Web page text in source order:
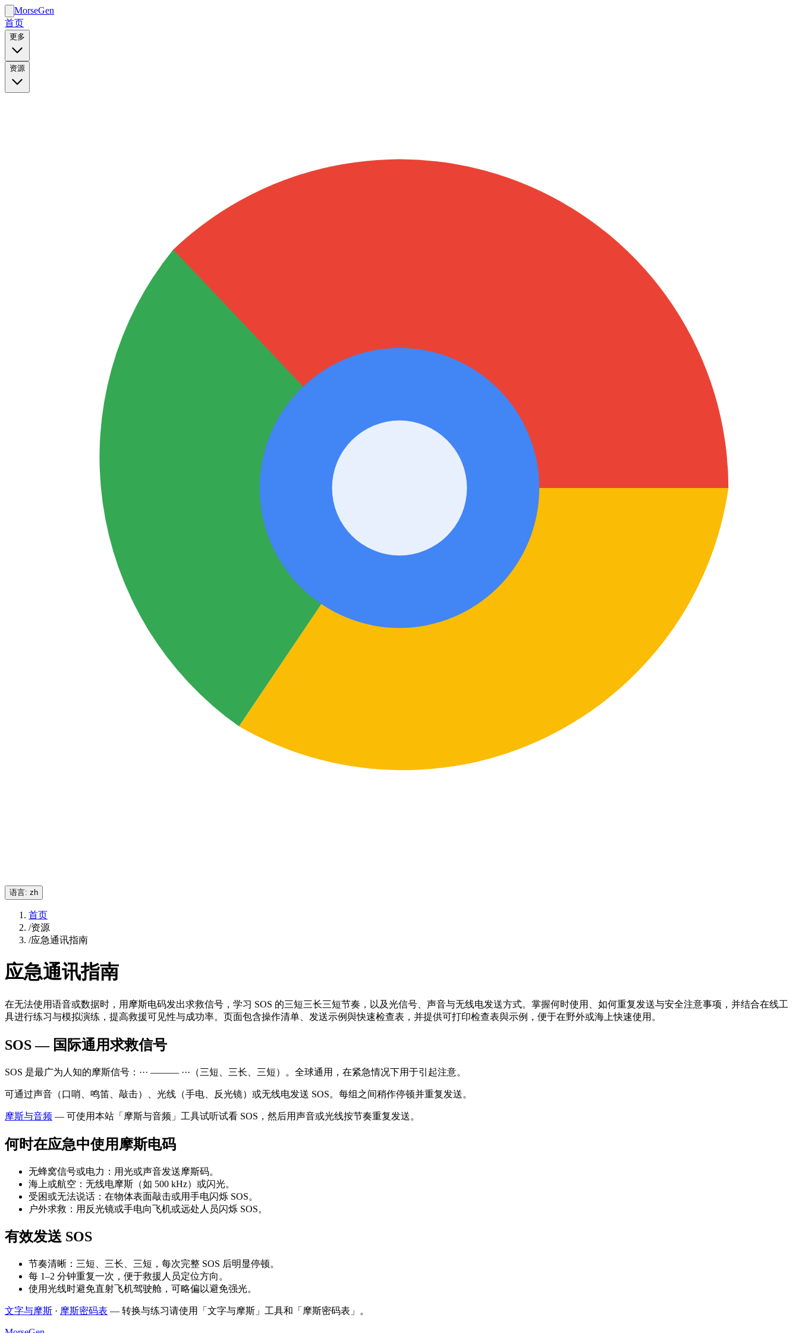
MorseGen
首页
更多
资源
语言: zh
首页
/资源
/应急通讯指南
应急通讯指南
在无法使用语音或数据时，用摩斯电码发出求救信号，学习 SOS 的三短三长三短节奏，以及光信号、声音与无线电发送方式。掌握何时使用、如何重复发送与安全注意事项，并结合在线工
具进行练习与模拟演练，提高救援可见性与成功率。页面包含操作清单、发送示例與快速检查表，并提供可打印检查表與示例，便于在野外或海上快速使用。
SOS — 国际通用求救信号
SOS 是最广为人知的摩斯信号：··· ——— ···（三短、三长、三短）。全球通用，在紧急情况下用于引起注意。
可通过声音（口哨、鸣笛、敲击）、光线（手电、反光镜）或无线电发送 SOS。每组之间稍作停顿并重复发送。
摩斯与音频 — 可使用本站「摩斯与音频」工具试听试看 SOS，然后用声音或光线按节奏重复发送。
何时在应急中使用摩斯电码
无蜂窝信号或电力：用光或声音发送摩斯码。
海上或航空：无线电摩斯（如 500 kHz）或闪光。
受困或无法说话：在物体表面敲击或用手电闪烁 SOS。
户外求救：用反光镜或手电向飞机或远处人员闪烁 SOS。
有效发送 SOS
节奏清晰：三短、三长、三短，每次完整 SOS 后明显停顿。
每 1–2 分钟重复一次，便于救援人员定位方向。
使用光线时避免直射飞机驾驶舱，可略偏以避免强光。
文字与摩斯 · 摩斯密码表 — 转换与练习请使用「文字与摩斯」工具和「摩斯密码表」。